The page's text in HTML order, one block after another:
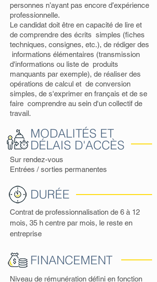
personnes n’ayant pas encore d’expérience
professionnelle.
Le candidat doit être en capacité de lire et
de comprendre des écrits simples (fiches
techniques, consignes, etc.), de rédiger des
informations élémentaires (transmission
d'informations ou liste de produits
manquants par exemple), de réaliser des
opérations de calcul et de conversion
simples, de s'exprimer en français et de se
faire comprendre au sein d'un collectif de
travail.
MODALITÉS ET
DÉLAIS D'ACCÈS
Sur rendez-vous
Entrées / sorties permanentes
DURÉE
Contrat de professionnalisation de 6 à 12
mois, 35 h centre par mois, le reste en
entreprise
FINANCEMENT
Niveau de rémunération défini en fonction